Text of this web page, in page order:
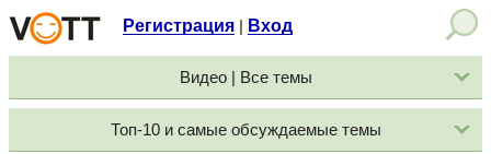
Регистрация Вход
Видео | Все темы
Топ-10 и самые обсуждаемые темы